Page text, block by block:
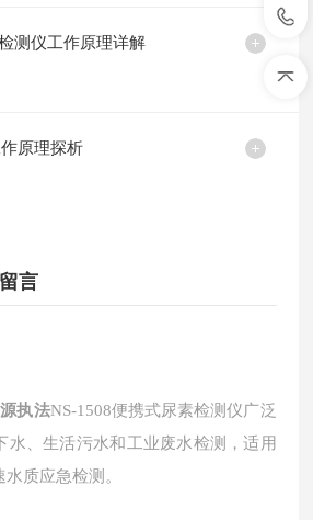
测仪工作原理详解
原理探析
言
执法NS-1508便携式尿素检测仪广泛
水、生活污水和工业废水检测，适用
质应急检测。